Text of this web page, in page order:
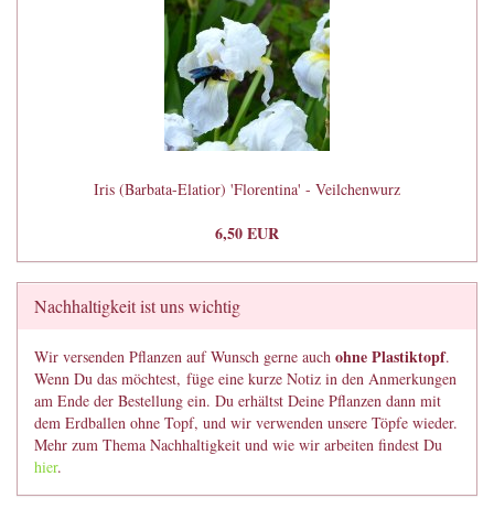
Iris (Barbata-Elatior) 'Florentina' - Veilchenwurz
6,50 EUR
Nachhaltigkeit ist uns wichtig
Wir versenden Pflanzen auf Wunsch gerne auch ohne Plastiktopf.
Wenn Du das möchtest, füge eine kurze Notiz in den Anmerkungen
am Ende der Bestellung ein. Du erhältst Deine Pflanzen dann mit
dem Erdballen ohne Topf, und wir verwenden unsere Töpfe wieder.
Mehr zum Thema Nachhaltigkeit und wie wir arbeiten findest Du
hier.